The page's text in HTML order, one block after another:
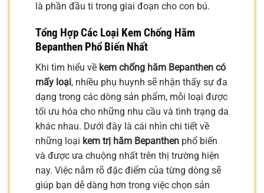
là phần đầu ti trong giai đoạn cho con bú.
Tổng Hợp Các Loại Kem Chống Hăm
Bepanthen Phổ Biến Nhất
Khi tìm hiểu về kem chống hăm Bepanthen có
mấy loại, nhiều phụ huynh sẽ nhận thấy sự đa
dạng trong các dòng sản phẩm, mỗi loại được
tối ưu hóa cho những nhu cầu và tình trạng da
khác nhau. Dưới đây là cái nhìn chi tiết về
những loại kem trị hăm Bepanthen phổ biến
và được ưa chuộng nhất trên thị trường hiện
nay. Việc nắm rõ đặc điểm của từng dòng sẽ
giúp bạn dễ dàng hơn trong việc chọn sản